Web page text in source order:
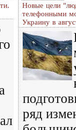
Новые цели
телефонными
Украину в
ряд